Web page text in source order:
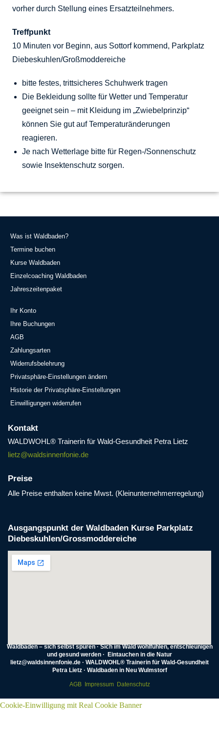
vorher durch Stellung eines Ersatzteilnehmers.
Treffpunkt
10 Minuten vor Beginn, aus Sottorf kommend, Parkplatz
Diebeskuhlen/Großmoddereiche
bitte festes, trittsicheres Schuhwerk tragen
Die Bekleidung sollte für Wetter und Temperatur
geeignet sein – mit Kleidung im „Zwiebelprinzip“
können Sie gut auf Temperaturänderungen
reagieren.
Je nach Wetterlage bitte für Regen-/Sonnenschutz
sowie Insektenschutz sorgen.
Was ist Waldbaden?
Termine buchen
Kurse Waldbaden
Einzelcoaching Waldbaden
Jahreszeitenpaket
Ihr Konto
Ihre Buchungen
AGB
Zahlungsarten
Widerrufsbelehrung
Privatsphäre-Einstellungen ändern
Historie der Privatsphäre-Einstellungen
Einwilligungen widerrufen
Kontakt
WALDWOHL® Trainerin für Wald-Gesundheit Petra Lietz
lietz@waldsinnenfonie.de
Preise
Alle Preise enthalten keine Mwst. (Kleinunternehmerregelung)
Ausgangspunkt der Waldbaden Kurse Parkplatz
Diebeskuhlen/Grossmoddereiche
Waldbaden – sich selbst spüren · Sich im Wald wohlfühlen, entschleunigen
und gesund werden · Eintauchen in die Natur
lietz@waldsinnenfonie.de · WALDWOHL® Trainerin für Wald-Gesundheit
Petra Lietz · Waldbaden in Neu Wulmstorf
AGB Impressum Datenschutz
Cookie-Einwilligung mit Real Cookie Banner